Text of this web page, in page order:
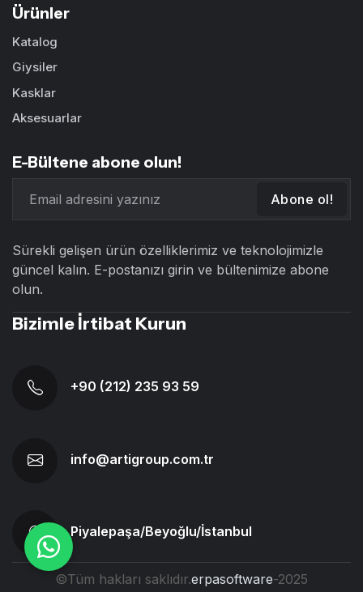
Ürünler
Katalog
Giysiler
Kasklar
Aksesuarlar
E-Bültene abone olun!
Abone ol!
Sürekli gelişen ürün özelliklerimiz ve teknolojimizle
güncel kalın. E-postanızı girin ve bültenimize abone
olun.
Bizimle İrtibat Kurun
+90 (212) 235 93 59
info@artigroup.com.tr
Piyalepaşa/Beyoğlu/İstanbul
©Tüm hakları saklıdır.erpasoftware-2025